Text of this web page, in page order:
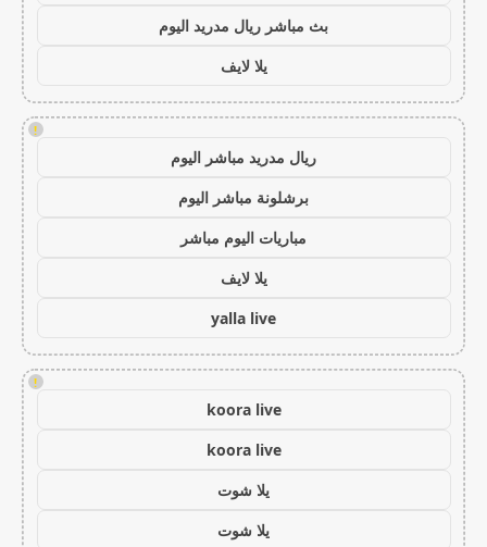
بث مباشر ريال مدريد اليوم
يلا لايف
!
ريال مدريد مباشر اليوم
برشلونة مباشر اليوم
مباريات اليوم مباشر
يلا لايف
yalla live
!
koora live
koora live
يلا شوت
يلا شوت